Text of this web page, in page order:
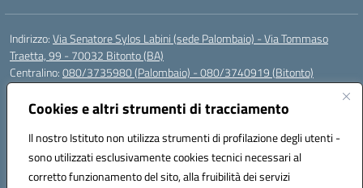
Cookies e altri strumenti di tracciamento
Il nostro Istituto non utilizza strumenti di profilazione degli utenti -
sono utilizzati esclusivamente cookies tecnici necessari al
corretto funzionamento del sito, alla fruibilità dei servizi
Indirizzo:Via Senatore Sylos Labini (sede Palombaio) - Via Tommaso
Traetta, 99 - 70032 Bitonto (BA)
Centralino:080/3735980 (Palombaio) - 080/3740919 (Bitonto)
Email:
Posta elettronica certificata (PEC):baic80800a@pec.istruzione.it
Codice fiscale: 93360210723
Codice meccanografico:BAIC80800A
Codice Indice delle Pubbliche Amministrazioni (IPA): istsc_baic80800a